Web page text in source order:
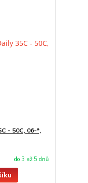
- 50C, 06-*,
do 3 až 5 dnů